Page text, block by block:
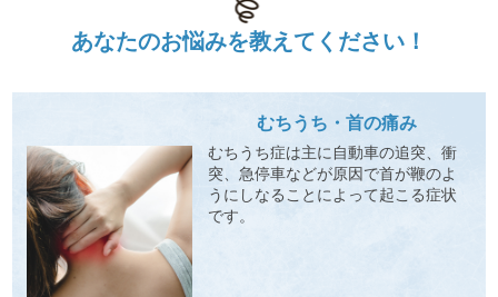
あなたのお悩みを教えてください！
むちうち・首の痛み
むちうち症は主に自動車の追突、衝
突、急停車などが原因で首が鞭のよ
うにしなることによって起こる症状
です。